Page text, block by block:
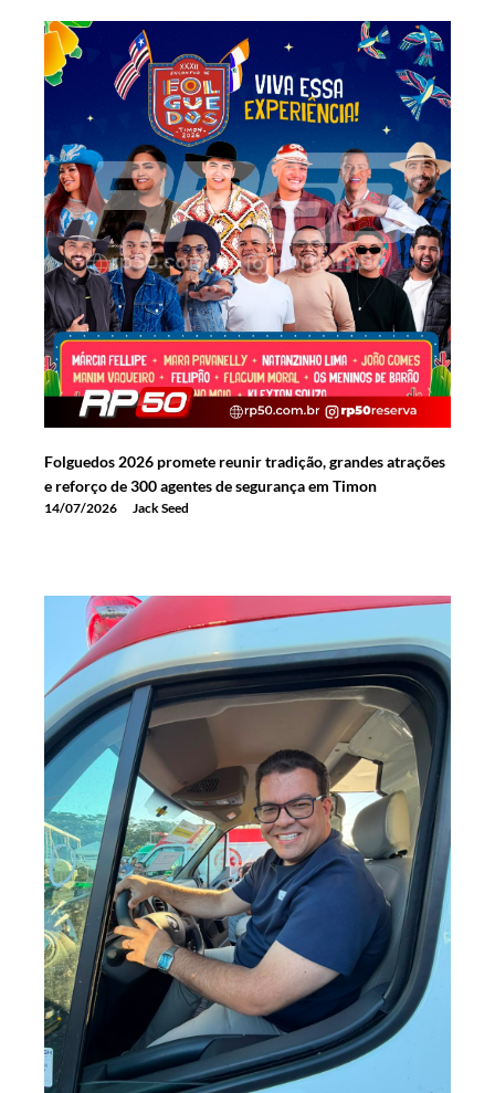
Folguedos 2026 promete reunir tradição, grandes atrações
e reforço de 300 agentes de segurança em Timon
14/07/2026 Jack Seed